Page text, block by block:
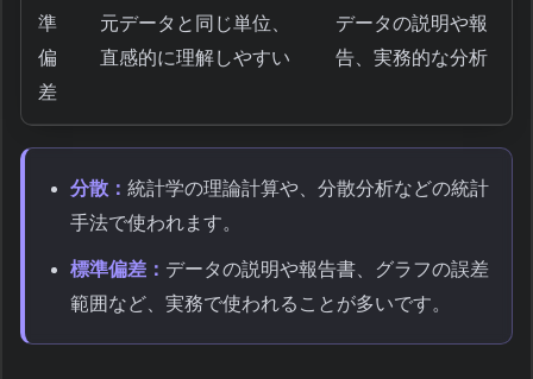
準
偏
差
元データと同じ単位、
直感的に理解しやすい
データの説明や報
告、実務的な分析
分散： 統計学の理論計算や、分散分析などの統計
手法で使われます。
標準偏差： データの説明や報告書、グラフの誤差
範囲など、実務で使われることが多いです。